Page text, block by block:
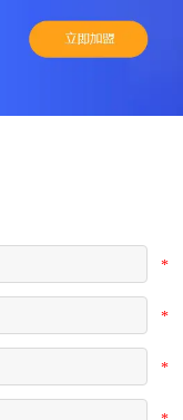
*
*
*